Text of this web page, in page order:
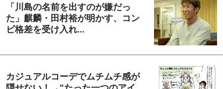
「川島の名前を出すのが嫌だっ
た」麒麟・田村裕が明かす、コン
ビ格差を受け入れ...
カジュアルコーデでムチムチ感が